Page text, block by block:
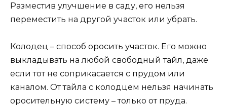
Разместив улучшение в саду, его нельзя
переместить на другой участок или убрать.
Колодец – способ оросить участок. Его можно
выкладывать на любой свободный тайл, даже
если тот не соприкасается с прудом или
каналом. От тайла с колодцем нельзя начинать
оросительную систему – только от пруда.